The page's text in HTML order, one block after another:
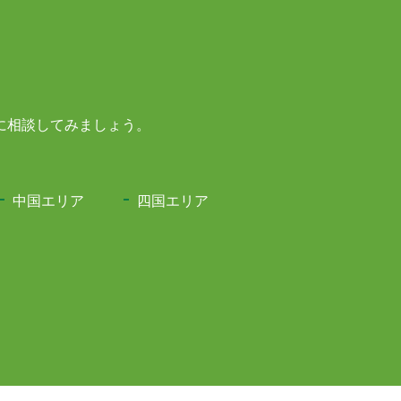
談してみましょう。
中国エリア 四国エリア